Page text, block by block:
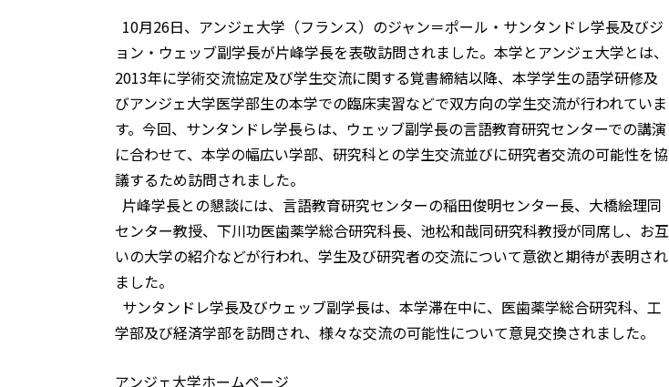
10月26日、アンジェ大学（フランス）のジャン＝ポール・サンタンドレ学長及びジ
ョン・ウェッブ副学長が片峰学長を表敬訪問されました。本学とアンジェ大学とは、
2013年に学術交流協定及び学生交流に関する覚書締結以降、本学学生の語学研修及
びアンジェ大学医学部生の本学での臨床実習などで双方向の学生交流が行われていま
す。今回、サンタンドレ学長らは、ウェッブ副学長の言語教育研究センターでの講演
に合わせて、本学の幅広い学部、研究科との学生交流並びに研究者交流の可能性を協
議するため訪問されました。
片峰学長との懇談には、言語教育研究センターの稲田俊明センター長、大橋絵理同
センター教授、下川功医歯薬学総合研究科長、池松和哉同研究科教授が同席し、お互
いの大学の紹介などが行われ、学生及び研究者の交流について意欲と期待が表明され
ました。
サンタンドレ学長及びウェッブ副学長は、本学滞在中に、医歯薬学総合研究科、工
学部及び経済学部を訪問され、様々な交流の可能性について意見交換されました。
アンジェ大学ホームページ